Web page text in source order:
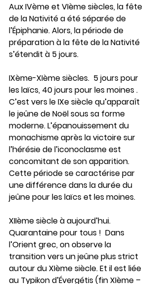
Aux IVème et VIème siècles, la fête
de la Nativité a été séparée de
l’Épiphanie. Alors, la période de
préparation à la fête de la Nativité
s’étendit à 5 jours.
IXème-XIème siècles.  5 jours pour
les laïcs, 40 jours pour les moines .
C’est vers le IXe siècle qu’apparaît
le jeûne de Noël sous sa forme
moderne. L’épanouissement du
monachisme après la victoire sur
l’hérésie de l’iconoclasme est
concomitant de son apparition.
Cette période se caractérise par
une différence dans la durée du
jeûne pour les laïcs et les moines.
XIIème siècle à aujourd’hui.
Quarantaine pour tous !  Dans
l’Orient grec, on observe la
transition vers un jeûne plus strict
autour du XIème siècle. Et il est liée
au Typikon d’Évergétis (fin XIème –